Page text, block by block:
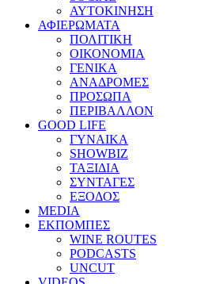
ΑΥΤΟΚΙΝΗΣΗ
ΑΦΙΕΡΩΜΑΤΑ
ΠΟΛΙΤΙΚΗ
ΟΙΚΟΝΟΜΙΑ
ΓΕΝΙΚΑ
ΑΝΑΔΡΟΜΕΣ
ΠΡΟΣΩΠΑ
ΠΕΡΙΒΑΛΛΟΝ
GOOD LIFE
ΓΥΝΑΙΚΑ
SHOWBIZ
ΤΑΞΙΔΙΑ
ΣΥΝΤΑΓΕΣ
ΕΞΟΔΟΣ
MEDIA
ΕΚΠΟΜΠΕΣ
WINE ROUTES
PODCASTS
UNCUT